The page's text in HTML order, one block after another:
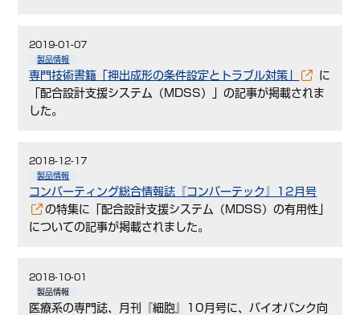
2019-01-07
製品情報
専門技術書籍「押出成形の条件設定とトラブル対策」
に
「配合設計支援システム（MDSS）」の記事が掲載されま
した。
2018-12-17
製品情報
コンバーティング総合情報誌『コンバーテック』12月号
の特集に「配合設計支援システム（MDSS）の有用性」
についての記事が掲載されました。
2018-10-01
製品情報
医療系の専門誌、月刊『細胞』10月号に、バイオバンク向